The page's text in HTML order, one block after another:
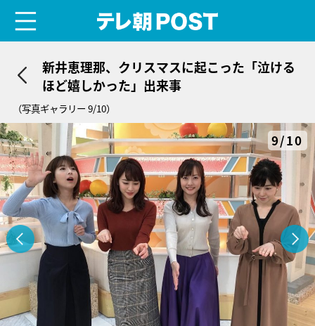
新井恵理那、クリスマスに起こった「泣ける
ほど嬉しかった」出来事
（写真ギャラリー 9/10）
9/10